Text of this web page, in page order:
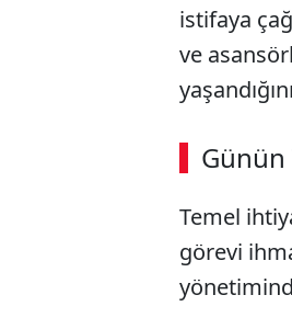
istifaya
ve
00:02 /
Temel
görevi